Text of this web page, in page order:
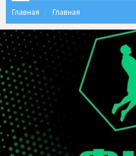
Главная Главная